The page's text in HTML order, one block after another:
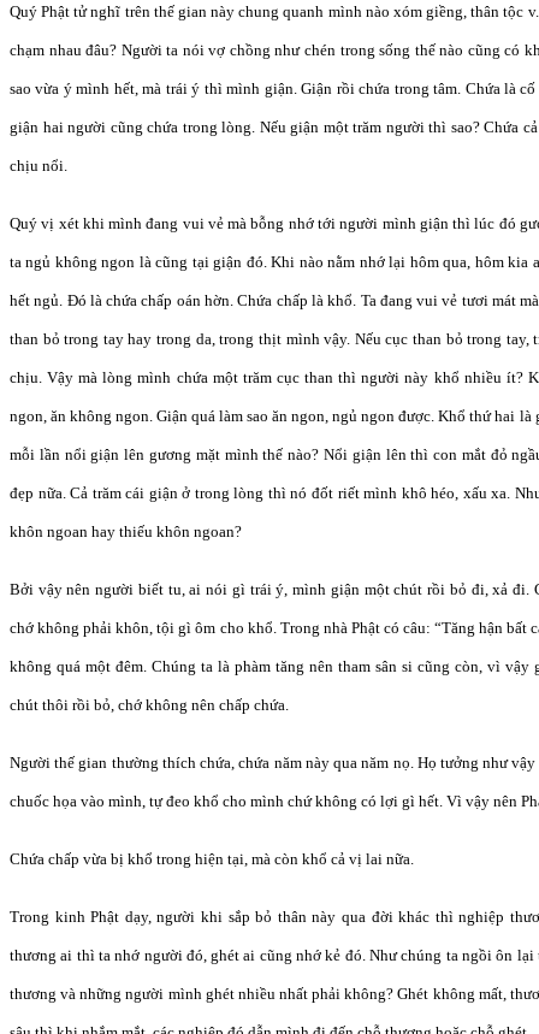
Quý Phật tử nghĩ trên thế gian này chung quanh mình nào xóm giềng, thân tộc
chạm nhau đâu? Người ta nói vợ chồng như chén trong sống thế nào cũng có
sao vừa ý mình hết, mà trái ý thì mình giận. Giận rồi chứa trong tâm. Chứa là
giận hai người cũng chứa trong lòng. Nếu giận một trăm người thì sao? Chứa
chịu nổi.
Quý vị xét khi mình đang vui vẻ mà bỗng nhớ tới người mình giận thì lúc đó
ta ngủ không ngon là cũng tại giận đó. Khi nào nằm nhớ lại hôm qua, hôm
hết ngủ. Đó là chứa chấp oán hờn. Chứa chấp là khổ. Ta đang vui vẻ tươi mát
than bỏ trong tay hay trong da, trong thịt mình vậy. Nếu cục than bỏ trong tay,
chịu. Vậy mà lòng mình chứa một trăm cục than thì người này khổ nhiều ít?
ngon, ăn không ngon. Giận quá làm sao ăn ngon, ngủ ngon được. Khổ thứ hai
mỗi lần nổi giận lên gương mặt mình thế nào? Nổi giận lên thì con mắt đỏ
đẹp nữa. Cả trăm cái giận ở trong lòng thì nó đốt riết mình khô héo, xấu xa.
khôn ngoan hay thiếu khôn ngoan?
Bởi vậy nên người biết tu, ai nói gì trái ý, mình giận một chút rồi bỏ đi, xả đi.
chớ không phải khôn, tội gì ôm cho khổ. Trong nhà Phật có câu: “Tăng hận bất
không quá một đêm. Chúng ta là phàm tăng nên tham sân si cũng còn, vì
chút thôi rồi bỏ, chớ không nên chấp chứa.
Người thế gian thường thích chứa, chứa năm này qua năm nọ. Họ tưởng như
chuốc họa vào mình, tự đeo khổ cho mình chứ không có lợi gì hết. Vì vậy nên
Chứa chấp vừa bị khổ trong hiện tại, mà còn khổ cả vị lai nữa.
Trong kinh Phật dạy, người khi sắp bỏ thân này qua đời khác thì nghiệp
thương ai thì ta nhớ người đó, ghét ai cũng nhớ kẻ đó. Như chúng ta ngồi ôn
thương và những người mình ghét nhiều nhất phải không? Ghét không mất,